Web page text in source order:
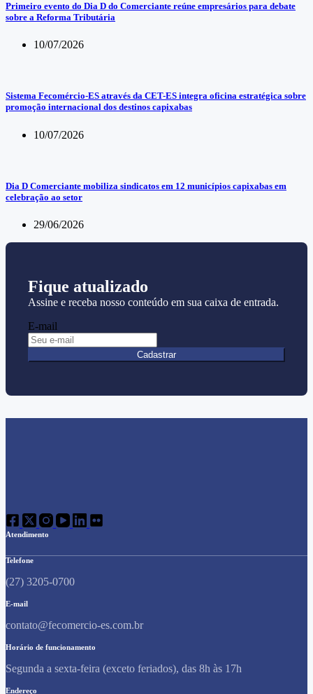
Primeiro evento do Dia D do Comerciante reúne empresários para debate
sobre a Reforma Tributária
10/07/2026
Sistema Fecomércio-ES através da CET-ES integra oficina estratégica sobre
promoção internacional dos destinos capixabas
10/07/2026
Dia D Comerciante mobiliza sindicatos em 12 municípios capixabas em
celebração ao setor
29/06/2026
Fique atualizado
Assine e receba nosso conteúdo em sua caixa de entrada.
E-mail
Cadastrar
Atendimento
Telefone
(27) 3205-0700
E-mail
contato@fecomercio-es.com.br
Horário de funcionamento
Segunda a sexta-feira (exceto feriados), das 8h às 17h
Endereço